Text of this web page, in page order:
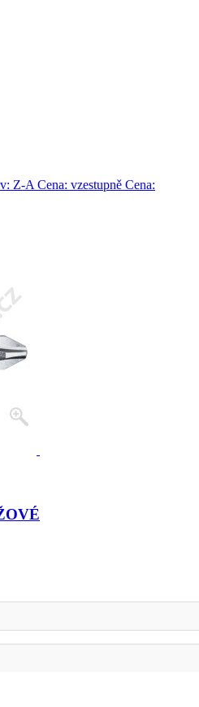
Z-A Cena: vzestupně Cena: